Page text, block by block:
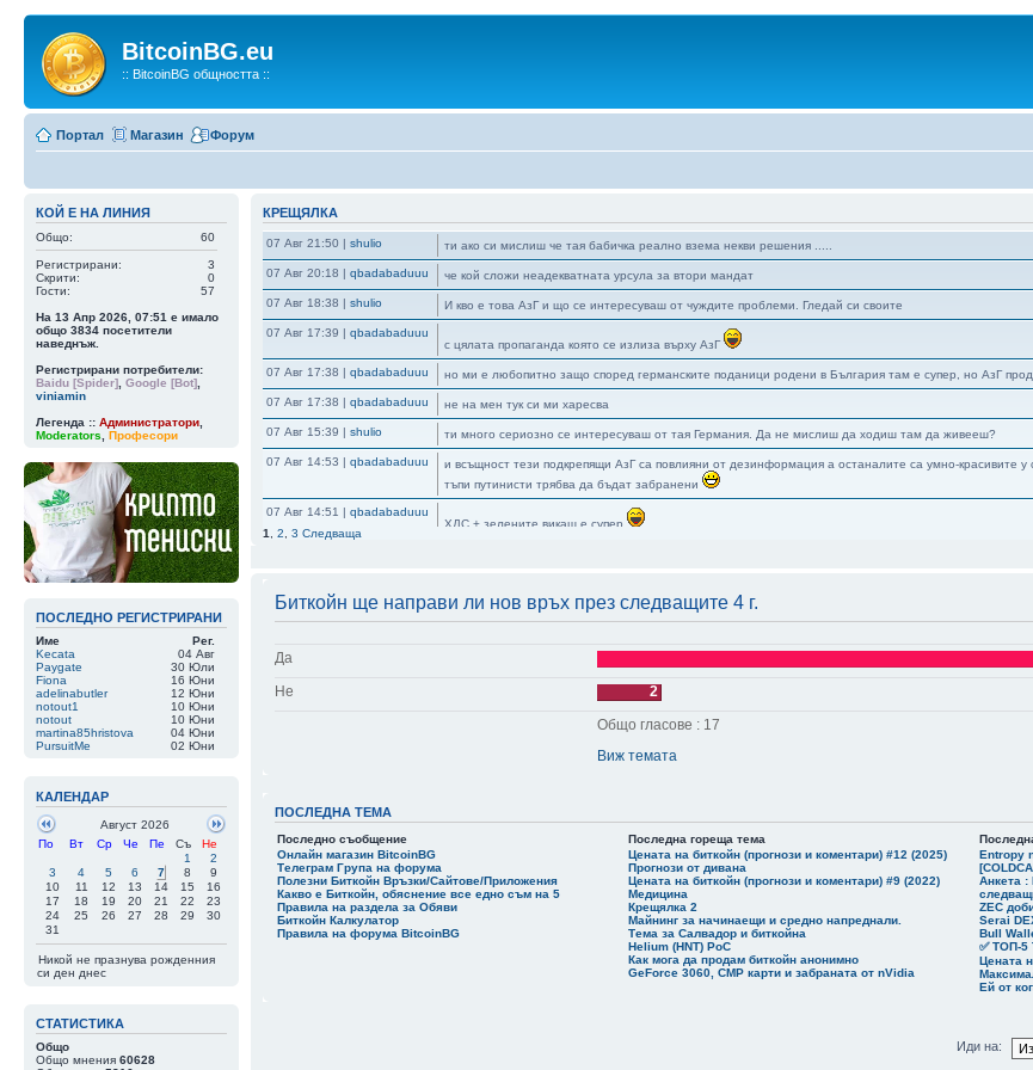
BitcoinBG.eu
:: BitcoinBG общността ::
Портал Магазин Форум
КОЙ Е НА ЛИНИЯ
Общо: 60
Регистрирани:
3
Скрити:
0
Гости:
57
На 13 Апр 2026, 07:51 е имало
общо 3834 посетители
наведнъж.
Регистрирани потребители:
Baidu [Spider] Google [Bot]
viniamin
Легенда :: Администратори
Moderators
Професори
ПОСЛЕДНО РЕГИСТРИРАНИ
Име
Рег.
Kecata
04 Авг
Paygate
30 Юли
Fiona
16 Юни
adelinabutler
12 Юни
notout1
10 Юни
notout
10 Юни
martina85hristova
04 Юни
PursuitMe
02 Юни
КАЛЕНДАР
Август 2026
По
Вт Ср Че Пе Съ
Не
1
2
3
4 5 6 7 8
9
10
11 12 13 14 15
16
17
18 19 20 21 22
23
24
25 26 27 28 29
30
31
Никой не празнува рожденния
си ден днес
СТАТИСТИКА
Общо
Общо мнения 60628
КРЕЩЯЛКА
07 Авг 21:50 | shulio ти ако си мислиш че тая бабичка реално взема некви решения .....
07 Авг 20:18 | qbadabaduuu че кой сложи неадекватната урсула за втори мандат
07 Авг 18:38 | shulio И кво е това АзГ и що се интересуваш от чуждите проблеми. Гледай си своите
07 Авг 17:39 | qbadabaduuu
с цялата пропаганда която се излиза върху АзГ
07 Авг 17:38 | qbadabaduuu но ми е любопитно защо според германските поданици родени в България там е супер, но АзГ
07 Авг 17:38 | qbadabaduuu не на мен тук си ми харесва
07 Авг 15:39 | shulio ти много сериозно се интересуваш от тая Германия. Да не мислиш да ходиш там да живееш?
07 Авг 14:53 | qbadabaduuu
и всъщност тези подкрепящи АзГ са повлияни от дезинформация а останалите са умно-красивите
тъпи путинисти трябва да бъдат забранени
07 Авг 14:51 | qbadabaduuu
ХДС + зелените викаш е супер
А ако можеш да броиш - 21+12 е повече от 28, също и 21+12+15 също е повече от 28
А бе Яба ти не разбра ли че финансираните от Путьо партии ще ги забранят, ще ги хванат в крачка
Какво им става на германците не знаят ли че при тях всичко е супер защо подкрепят AfD
1 2 3 Следваща
Биткойн ще направи ли нов връх през следващите 4 г.
Да
Не
2
Общо гласове : 17
Виж темата
ПОСЛЕДНА ТЕМА
Последно съобщение Последна гореща тема
Онлайн магазин BitcoinBG
Телеграм Група на форума
Полезни Биткойн Връзки/Сайтове/Приложения
Какво е Биткойн, обяснение все едно съм на 5
Правила на раздела за Обяви
Биткойн Калкулатор
Правила на форума BitcoinBG
Цената на биткойн (прогнози и коментари) #12 (2025)
Прогнози от дивана
Цената на биткойн (прогнози и коментари) #9 (2022)
Медицина
Крещялка 2
Майнинг за начинаещи и средно напреднали.
Тема за Салвадор и биткойна
Helium (HNT) PoC
Как мога да продам биткойн анонимно
GeForce 3060, CMP карти и забраната от nVidia
Entropy
Анкета :
ZEC
Serai
Bull
✅ ТОП-5
Цената
Ей от
Иди на: